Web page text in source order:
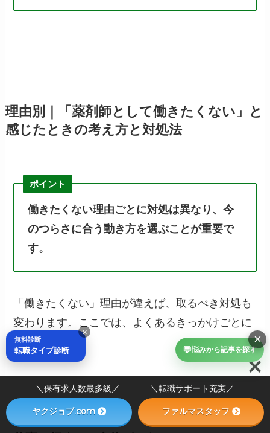
理由別｜「薬剤師として働きたくない」と
感じたときの考え方と対処法
ポイント
働きたくない理由ごとに対処は異なり、今
のつらさに合う動き方を選ぶことが重要で
す。
「働きたくない」理由が違えば、取るべき対処も
変わります。ここでは、よくあるきっかけごとに
整理します。
💬悩みから記事を探す
×
×
無料診断
転職タイプ診断
＼保有求人数最多級／ ＼転職サポート充実／
ヤクジョブ.com ファルマスタッフ